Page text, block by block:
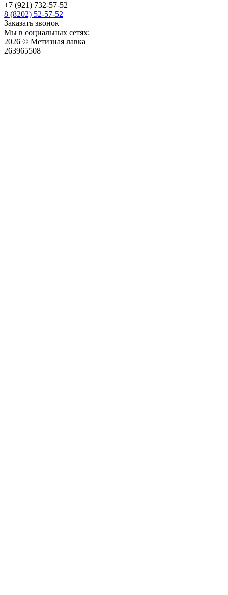
+7 (921) 732-57-52
8 (8202) 52-57-52
Заказать звонок
Мы в социальных сетях:
2026 © Метизная лавка
263965508